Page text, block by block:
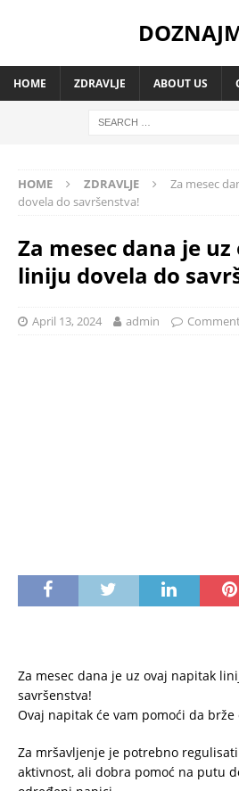
HOME ZDRAVLJE ABOUT US
HOME ZDRAVLJE
Za mesec
dovela do savršenstva!
Za mesec dana je
liniju dovela do
April 13, 2024 admin
Za mesec dana je uz ovaj napitak
savršenstva!
Ovaj napitak će vam pomoći da
Za mršavljenje je potrebno
aktivnost, ali dobra pomoć na putu